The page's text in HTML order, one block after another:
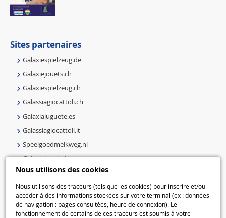
Nous utilisons des cookies
Nous utilisons des traceurs (tels que les cookies) pour inscrire et/ou
accéder à des informations stockées sur votre terminal (ex : données
de navigation : pages consultées, heure de connexion). Le
fonctionnement de certains de ces traceurs est soumis à votre
Sites partenaires
Galaxiespielzeug.de
Galaxiejouets.ch
Galaxiespielzeug.ch
Galassiagiocattoli.ch
Galaxiajuguete.es
Galassiagiocattoli.it
Speelgoedmelkweg.nl
Galaxiejouets.be
Galaxiespielzeug.be
Speelgoedmelkweg.be
Macway.com